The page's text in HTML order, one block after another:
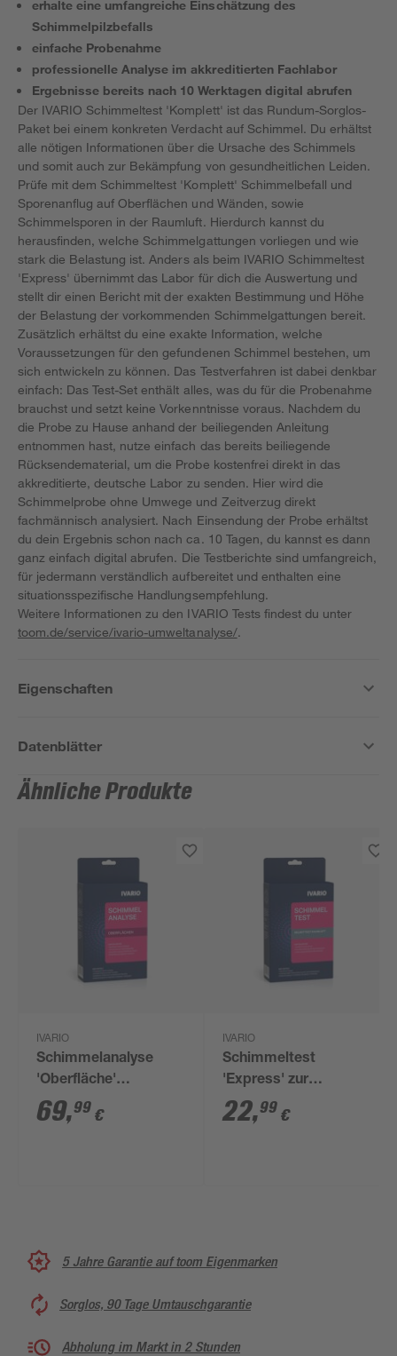
erhalte eine umfangreiche Einschätzung des
Schimmelpilzbefalls
einfache Probenahme
professionelle Analyse im akkreditierten Fachlabor
Ergebnisse bereits nach 10 Werktagen digital abrufen
Der IVARIO Schimmeltest 'Komplett' ist das Rundum-Sorglos-
Paket bei einem konkreten Verdacht auf Schimmel. Du erhältst
alle nötigen Informationen über die Ursache des Schimmels
und somit auch zur Bekämpfung von gesundheitlichen Leiden.
Prüfe mit dem Schimmeltest 'Komplett' Schimmelbefall und
Sporenanflug auf Oberflächen und Wänden, sowie
Schimmelsporen in der Raumluft. Hierdurch kannst du
herausfinden, welche Schimmelgattungen vorliegen und wie
stark die Belastung ist. Anders als beim IVARIO Schimmeltest
'Express' übernimmt das Labor für dich die Auswertung und
stellt dir einen Bericht mit der exakten Bestimmung und Höhe
der Belastung der vorkommenden Schimmelgattungen bereit.
Zusätzlich erhältst du eine exakte Information, welche
Voraussetzungen für den gefundenen Schimmel bestehen, um
sich entwickeln zu können. Das Testverfahren ist dabei denkbar
einfach: Das Test-Set enthält alles, was du für die Probenahme
brauchst und setzt keine Vorkenntnisse voraus. Nachdem du
die Probe zu Hause anhand der beiliegenden Anleitung
entnommen hast, nutze einfach das bereits beiliegende
Rücksendematerial, um die Probe kostenfrei direkt in das
akkreditierte, deutsche Labor zu senden. Hier wird die
Schimmelprobe ohne Umwege und Zeitverzug direkt
fachmännisch analysiert. Nach Einsendung der Probe erhältst
du dein Ergebnis schon nach ca. 10 Tagen, du kannst es dann
ganz einfach digital abrufen. Die Testberichte sind umfangreich,
für jedermann verständlich aufbereitet und enthalten eine
situationsspezifische Handlungsempfehlung.
Weitere Informationen zu den IVARIO Tests findest du unter
toom.de/service/ivario-umweltanalyse/.
Eigenschaften
Datenblätter
Ähnliche Produkte
IVARIO
Schimmelanalyse
'Oberfläche'
Laboranalyse
69,99 €
IVARIO
Schimmeltest
'Express' zur
Selbstauswertung
22,99 €
5 Jahre Garantie auf toom Eigenmarken
Sorglos, 90 Tage Umtauschgarantie
Abholung im Markt in 2 Stunden